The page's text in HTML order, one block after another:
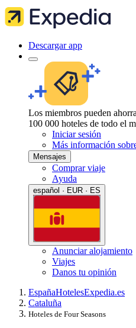
Descargar app
Los miembros pueden
100 000 hoteles de todo el
Iniciar sesión
Más información
Mensajes
Comprar viaje
Ayuda
español · EUR · ES
Anunciar alojamiento
Viajes
Danos tu opinión
EspañaHotelesExpedia.es
Cataluña
Hoteles de Four Seasons